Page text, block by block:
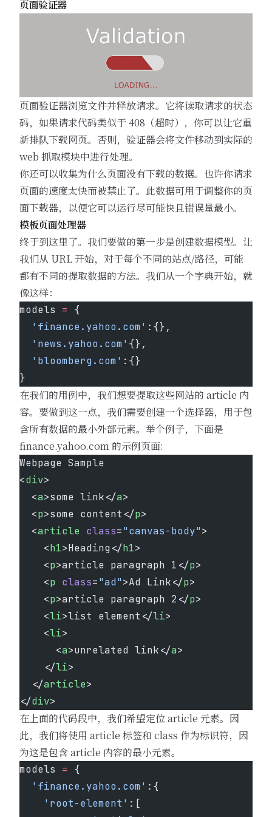
页面验证器
页面验证器浏览文件并释放请求。它将读取请求的状态
码，如果请求代码类似于 408（超时），你可以让它重
新排队下载网页。否则，验证器会将文件移动到实际的
web 抓取模块中进行处理。
你还可以收集为什么页面没有下载的数据。也许你请求
页面的速度太快而被禁止了。此数据可用于调整你的页
面下载器，以便它可以运行尽可能快且错误量最小。
模板页面处理器
终于到这里了。我们要做的第一步是创建数据模型。让
我们从 URL 开始，对于每个不同的站点/路径，可能
都有不同的提取数据的方法。我们从一个字典开始，就
像这样：
models = {
  'finance.yahoo.com'
:{},
  'news.yahoo.com'
{},
  'bloomberg.com'
:{}
}
在我们的用例中，我们想要提取这些网站的 article 内
容。要做到这一点，我们需要创建一个选择器，用于包
含所有数据的最小外部元素。举个例子，下面是
finance.yahoo.com 的示例页面:
Webpage Sample
<div>
  <
a>some link</a>
  <
p>some content</p>
  <
article class="canvas-body">
    <
h1>Heading</h1>
    <
p>article paragraph 1</p>
    <
p class="ad">Ad Link</p>
    <
p>article paragraph 2</p>
    <
li>list element</li>
    <
li>
      <
a>unrelated link</a>
    </
li>
  </
article>
</div>
在上面的代码段中，我们希望定位 article 元素。因
此，我们将使用 article 标签和 class 作为标识符，因
为这是包含 article 内容的最小元素。
models = {
  'finance.yahoo.com'
:{
    'root-element'
:[